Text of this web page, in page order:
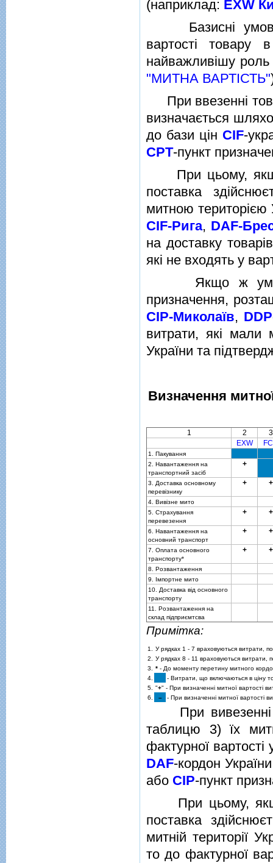
(наприклад: ЕXW
Базиснi умови
вартостi товару
найважливiшу роль
"МИТНА ВАРТIСТЬ"
При ввезеннi
визначається
до бази цiн CIF-
CPT-пункт
При цьому, якщо
поставка
митною територiєю
CIF-Рига, DAF-
на доставку
якi не входять у
Якщо ж
призначення,
CIP-Миколаїв,
витрати, якi мали
України та
Визначення
1 2
3
EXW
1. Пакування
2. Навантаження на
транспортний засiб
+
3. Доставка основному
перевiзнику
+ +
4. Вивiзне мито
5. Страхування
перевезення
+ +
6. Навантаження на
основний транспорт
+ +
7. Оплата основного
транспорту*
+ +
8. Розвантаження
9. Iмпортне мито
10. Доставка вiд основного
транспорту
11. Розвантаження на
склад пiдприємтсва
Примiтка:
1. У рядках 1 - 7 враховуються витрати,
2. У рядках 8 - 11 враховуються витрати,
3. * - До моменту перетину митного
4.
- Витрати, що включаються в цiну
5. "+" - При визначеннi митної вартостi
6.
– - При визначеннi митної вартостi
При вивезеннi
таблицю 3) їх
фактурної
DAF-кордон
або CIP-пункт
При цьому, якщо
поставка
митнiй територiї
то до фактурної